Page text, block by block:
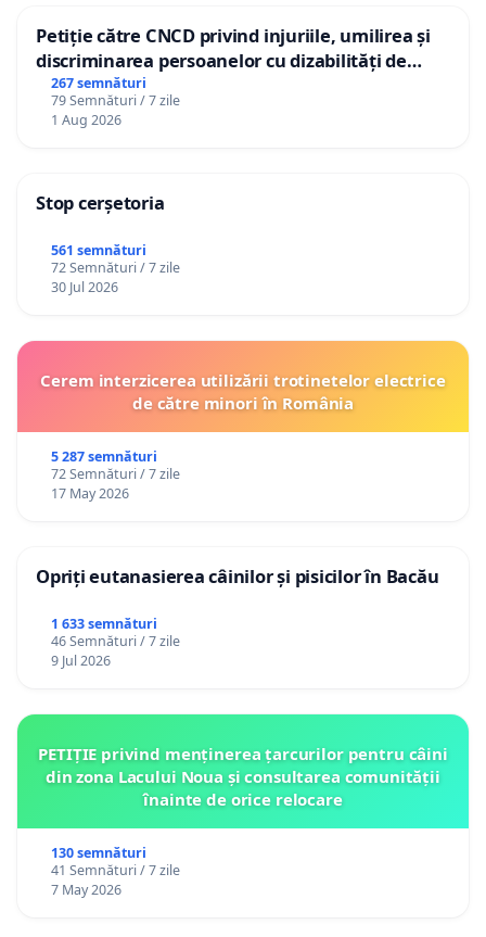
Petiție către CNCD privind injuriile, umilirea și
discriminarea persoanelor cu dizabilități de
către utilizatorul TikTok „Gorici”
267 semnături
79 Semnături / 7 zile
1 Aug 2026
Stop cerșetoria
561 semnături
72 Semnături / 7 zile
30 Jul 2026
Cerem interzicerea utilizării trotinetelor electrice
de către minori în România
5 287 semnături
72 Semnături / 7 zile
17 May 2026
Opriți eutanasierea câinilor și pisicilor în Bacău
1 633 semnături
46 Semnături / 7 zile
9 Jul 2026
PETIȚIE privind menținerea țarcurilor pentru câini
din zona Lacului Noua și consultarea comunității
înainte de orice relocare
130 semnături
41 Semnături / 7 zile
7 May 2026